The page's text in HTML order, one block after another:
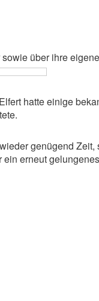
über ihre
hatte einige
genügend
erneut